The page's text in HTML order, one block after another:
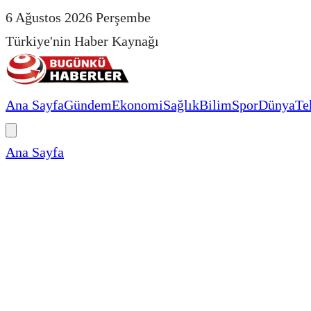
6 Ağustos 2026 Perşembe
Türkiye'nin Haber Kaynağı
Ana SayfaGündemEkonomiSağlıkBilimSporDünya
Ana Sayfa